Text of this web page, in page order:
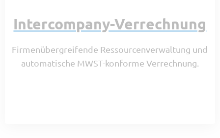
Intercompany-Verrechnung
Firmenübergreifende Ressourcenverwaltung und
automatische MWST-konforme Verrechnung.